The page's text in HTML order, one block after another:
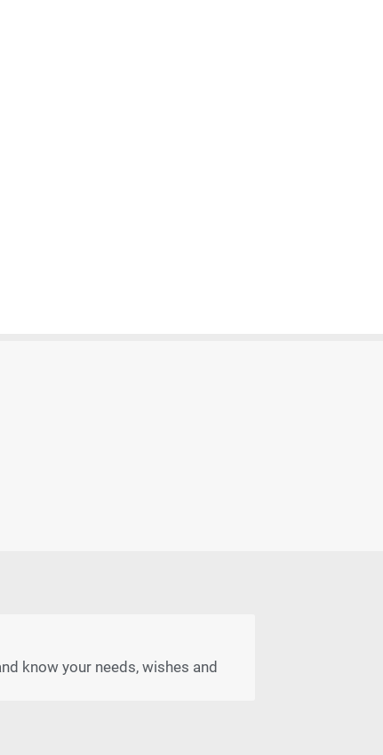
know your needs, wishes and